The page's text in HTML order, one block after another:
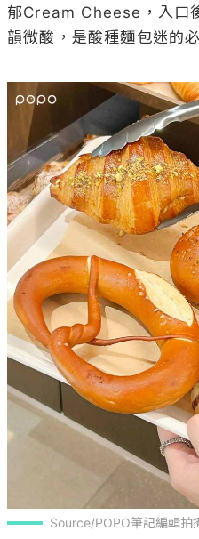
郁Cream Cheese，入口
韻微酸，是酸種麵包迷的
Source/POPO筆記編輯拍